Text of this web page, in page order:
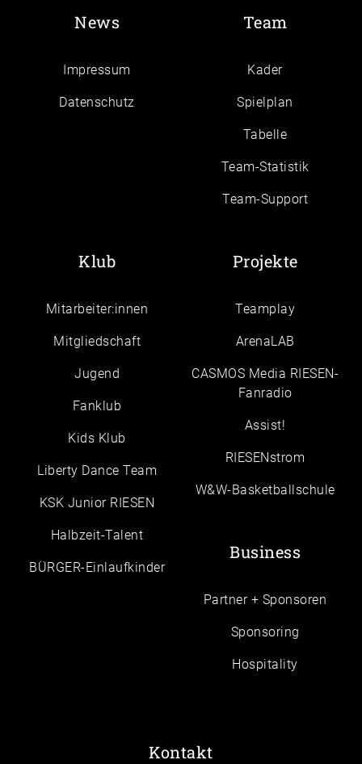
News
Impressum
Daten­schutz
Team
Kader
Spielplan
Tabelle
Team-Statistik
Team-Support
Klub
Mitarbeiter:innen
Mitgliedschaft
Jugend
Fanklub
Kids Klub
Liberty Dance Team
KSK Junior RIESEN
Halbzeit-Talent
BÜRGER-Einlaufkinder
Projekte
Teamplay
ArenaLAB
CASMOS Media RIESEN-
Fanradio
Assist!
RIESENstrom
W&W-Basketballschule
Business
Partner + Sponsoren
Sponsoring
Hospitality
Kontakt